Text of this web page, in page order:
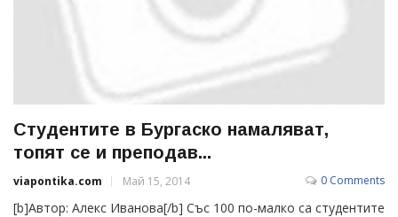
Студентите в Бургаско намаляват,
топят се и преподав...
viapontika.com Май 15, 2014 0 Comments
[b]Автор: Алекс Иванова[/b] Със 100 по-малко са студентите